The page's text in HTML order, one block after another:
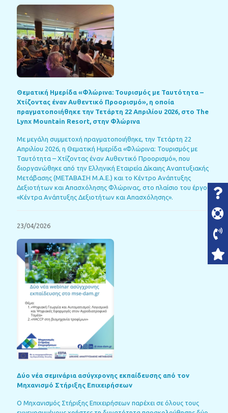
Θεματική Ημερίδα «Φλώρινα: Τουρισμός με Ταυτότητα –
Χτίζοντας έναν Αυθεντικό Προορισμό», η οποία
πραγματοποιήθηκε την Τετάρτη 22 Απριλίου 2026, στο The
Lynx Mountain Resort, στην Φλώρινα
Με μεγάλη συμμετοχή πραγματοποιήθηκε, την Τετάρτη 22
Απριλίου 2026, η Θεματική Ημερίδα «Φλώρινα: Τουρισμός με
Ταυτότητα – Χτίζοντας έναν Αυθεντικό Προορισμό», που
διοργανώθηκε από την Ελληνική Εταιρεία Δίκαιης Αναπτυξιακής
Μετάβασης (ΜΕΤΑΒΑΣΗ Μ.Α.Ε.) και το Κέντρο Ανάπτυξης
Δεξιοτήτων και Απασχόλησης Φλώρινας, στο πλαίσιο του έργου
«Κέντρα Ανάπτυξης Δεξιοτήτων και Απασχόλησης».
23/04/2026
Δύο νέα σεμινάρια ασύγχρονης εκπαίδευσης από τον
Μηχανισμό Στήριξης Επιχειρήσεων
Ο Μηχανισμός Στήριξης Επιχειρήσεων παρέχει σε όλους τους